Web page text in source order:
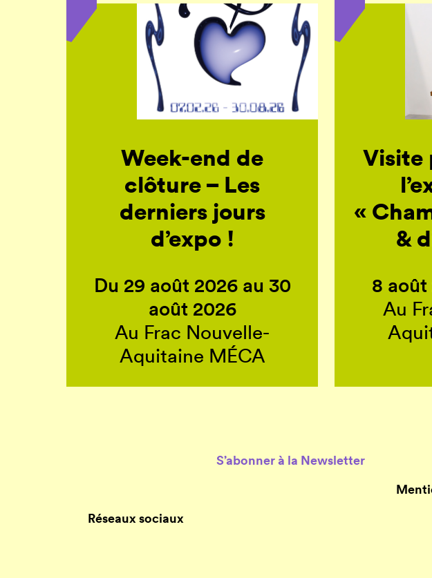
Week-end de
clôture – Les
derniers jours
d’expo !
Du 29 août 2026 au 30
août 2026
Au Frac Nouvelle-
Aquitaine MÉCA
Visite
«
&
8 août
Au
Réseaux sociaux
S’abonner à la Newsletter